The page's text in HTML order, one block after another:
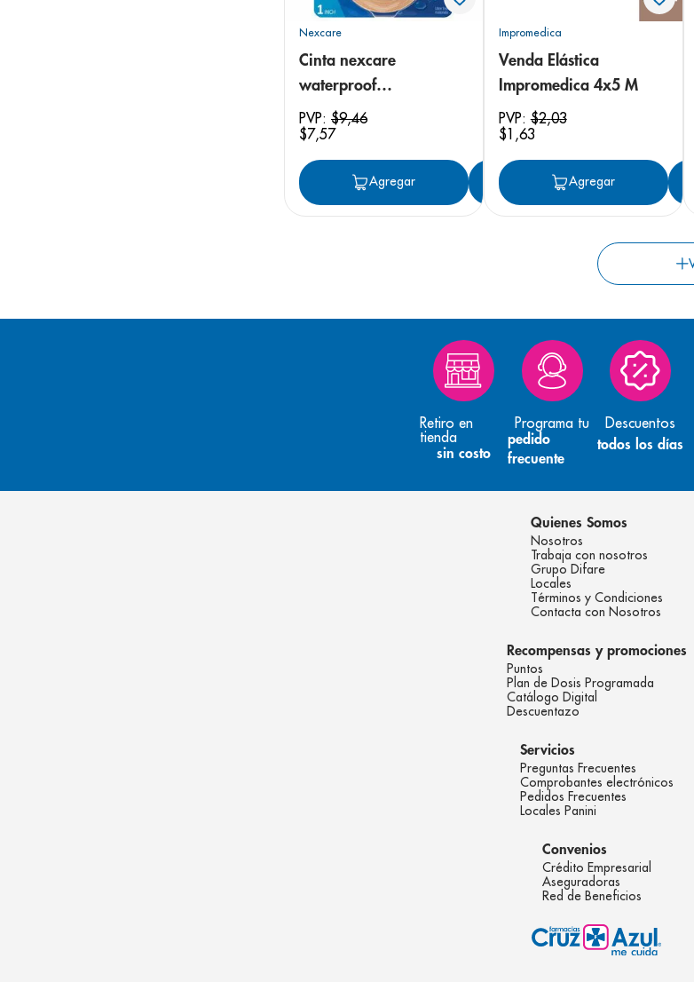
Nexcare
Cinta nexcare
waterproof
2.4cmx457m
PVP: $9,46
$7,57
Agregar Agregar
Impromedica
Venda Elástica
Impromedica 4x5 M
PVP:$2,03
$1 ,63
Agregar
Retiro en
tienda
sin costo
Programa tu
pedido
frecuente
Descuentos
todos los días
Quienes Somos
Nosotros
Trabaja con nosotros
Grupo Difare
Locales
Términos y Condiciones
Contacta con Nosotros
Recompensas y promociones
Puntos
Plan de Dosis Programada
Catálogo Digital
Descuentazo
Servicios
Preguntas Frecuentes
Comprobantes electrónicos
Pedidos Frecuentes
Locales Panini
Convenios
Crédito Empresarial
Aseguradoras
Red de Beneficios